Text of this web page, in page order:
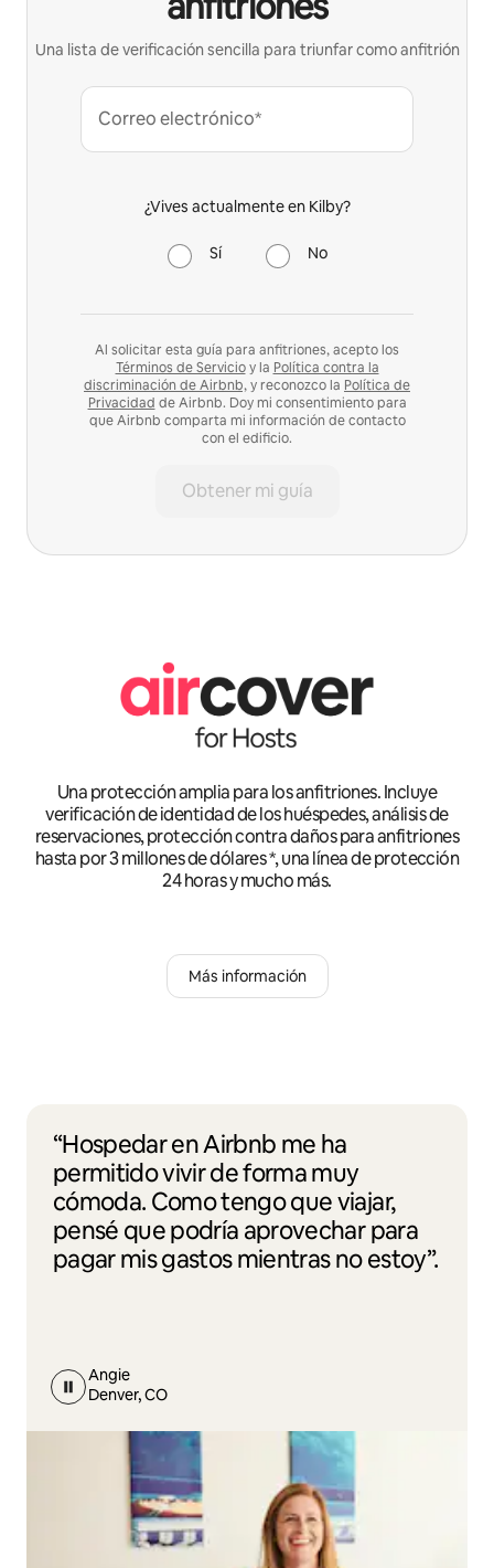
Una lista de verificación sencilla para triunfar como anfitrión
Correo electrónico*
¿Vives actualmente en Kilby?
Sí No
Al solicitar esta guía para anfitriones, acepto los
Términos de Servicioy la Política contra la
discriminación de Airbnb,y reconozco la Política de
Privacidad de Airbnb. Doy mi consentimiento para
que Airbnb comparta mi información de contacto
con el edificio.
Obtener mi guía
Una protección amplia para los anfitriones. Incluye
verificación de identidad de los huéspedes, análisis de
reservaciones, protección contra daños para anfitriones
hasta por 3 millones de dólares *, una línea de protección
24 horas y mucho más.
Más información
“Hospedar en Airbnb me ha
permitido vivir de forma muy
cómoda. Como tengo que viajar,
pensé que podría aprovechar para
pagar mis gastos mientras no estoy”.
Angie
Denver, CO